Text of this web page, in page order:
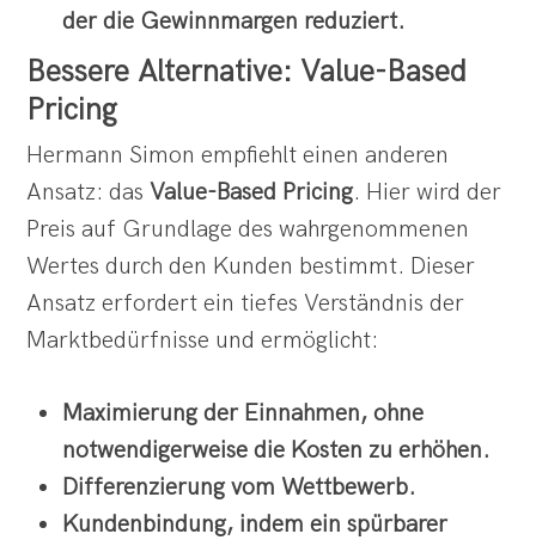
der die Gewinnmargen reduziert.
Bessere Alternative: Value-Based
Pricing
Hermann Simon empfiehlt einen anderen
Ansatz: dasValue-Based Pricing. Hier wird der
Preis auf Grundlage des wahrgenommenen
Wertes durch den Kunden bestimmt. Dieser
Ansatz erfordert ein tiefes Verständnis der
Marktbedürfnisse und ermöglicht:
Maximierung der Einnahmen, ohne
notwendigerweise die Kosten zu erhöhen.
Differenzierung vom Wettbewerb.
Kundenbindung, indem ein spürbarer